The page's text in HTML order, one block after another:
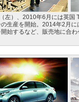
）、2010年6月には英国
生産を開始。2014年2月
始するなど、販売地に合